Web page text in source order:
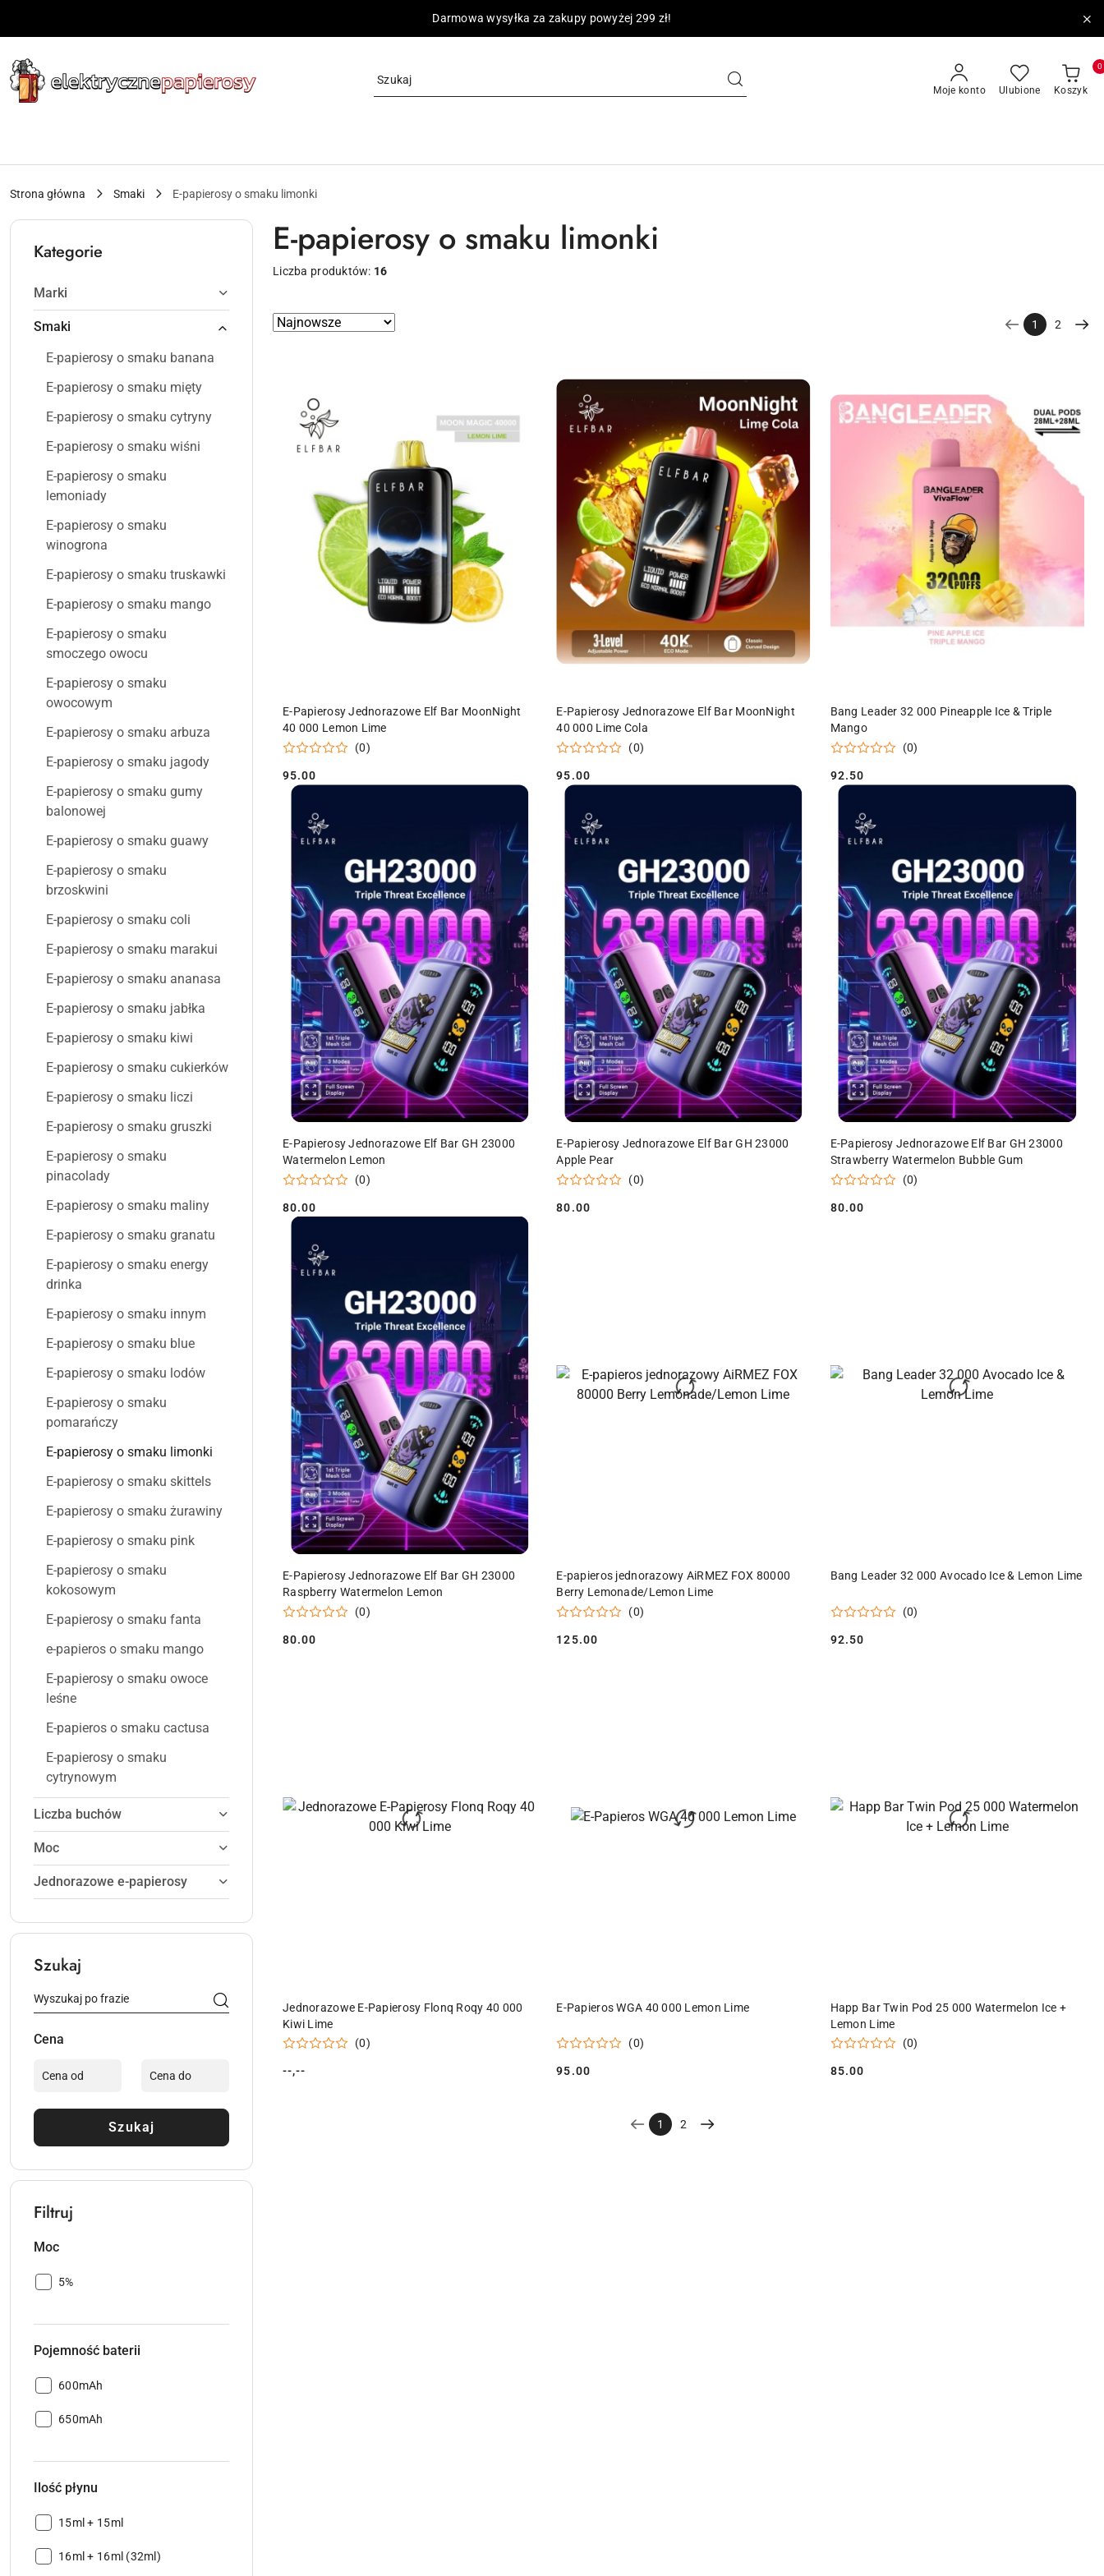
Darmowa wysyłka za zakupy powyżej 299 zł!
Moje konto Ulubione Koszyk
0
Strona główna Smaki E-papierosy o smaku limonki
Kategorie
Marki
Smaki
E-papierosy o smaku banana
E-papierosy o smaku mięty
E-papierosy o smaku cytryny
E-papierosy o smaku wiśni
E-papierosy o smaku
lemoniady
E-papierosy o smaku
winogrona
E-papierosy o smaku truskawki
E-papierosy o smaku mango
E-papierosy o smaku
smoczego owocu
E-papierosy o smaku
owocowym
E-papierosy o smaku arbuza
E-papierosy o smaku jagody
E-papierosy o smaku gumy
balonowej
E-papierosy o smaku guawy
E-papierosy o smaku
brzoskwini
E-papierosy o smaku coli
E-papierosy o smaku marakui
E-papierosy o smaku ananasa
E-papierosy o smaku jabłka
E-papierosy o smaku kiwi
E-papierosy o smaku cukierków
E-papierosy o smaku liczi
E-papierosy o smaku gruszki
E-papierosy o smaku
pinacolady
E-papierosy o smaku maliny
E-papierosy o smaku granatu
E-papierosy o smaku energy
drinka
E-papierosy o smaku innym
E-papierosy o smaku blue
E-papierosy o smaku lodów
E-papierosy o smaku
pomarańczy
E-papierosy o smaku limonki
E-papierosy o smaku skittels
E-papierosy o smaku żurawiny
E-papierosy o smaku pink
E-papierosy o smaku
kokosowym
E-papierosy o smaku fanta
e-papieros o smaku mango
E-papierosy o smaku owoce
leśne
E-papieros o smaku cactusa
E-papierosy o smaku
cytrynowym
Liczba buchów
Moc
Jednorazowe e-papierosy
Szukaj
Cena
Szukaj
Filtruj
Moc
Moc:
5%
Pojemność baterii
Pojemność
600mAh
Pojemność
650mAh
Ilość płynu
Ilość
15ml + 15ml
Ilość
16ml + 16ml (32ml)
E-papierosy o smaku limonki
Liczba produktów: 16
Zastosowano
Sortuj
1 2
E-Papierosy Jednorazowe Elf Bar MoonNight
40 000 Lemon Lime
(0)
Cena:
95.00
DO KOSZYKA
E-Papierosy Jednorazowe Elf Bar MoonNight
40 000 Lime Cola
(0)
Cena:
95.00
DO KOSZYKA
Bang Leader 32 000 Pineapple Ice & Triple
Mango
(0)
Cena:
92.50
DO KOSZYKA
E-Papierosy Jednorazowe Elf Bar GH 23000
Watermelon Lemon
(0)
Cena:
80.00
DO KOSZYKA
E-Papierosy Jednorazowe Elf Bar GH 23000
Apple Pear
(0)
Cena:
80.00
DO KOSZYKA
E-Papierosy Jednorazowe Elf Bar GH 23000
Strawberry Watermelon Bubble Gum
(0)
Cena:
80.00
DO KOSZYKA
E-Papierosy Jednorazowe Elf Bar GH 23000
Raspberry Watermelon Lemon
(0)
Cena:
80.00
DO KOSZYKA
E-papieros jednorazowy AiRMEZ FOX 80000
Berry Lemonade/Lemon Lime
(0)
Cena:
125.00
DO KOSZYKA
Bang Leader 32 000 Avocado Ice & Lemon Lime
(0)
Cena:
92.50
DO KOSZYKA
Jednorazowe E-Papierosy Flonq Roqy 40 000
Kiwi Lime
(0)
Cena:
--,--
E-Papieros WGA 40 000 Lemon Lime
(0)
Cena:
95.00
Happ Bar Twin Pod 25 000 Watermelon Ice +
Lemon Lime
(0)
Cena:
85.00
1 2